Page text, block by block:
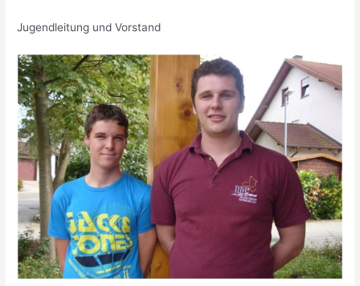
Jugendleitung und Vorstand